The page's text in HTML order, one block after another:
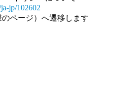
jp/102602
ページ）へ遷移します